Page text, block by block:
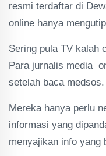
resmi terdaftar di
online hanya
Sering pula TV kalah
Para jurnalis media
setelah baca medsos.
Mereka hanya perlu
informasi yang
menyajikan info yang